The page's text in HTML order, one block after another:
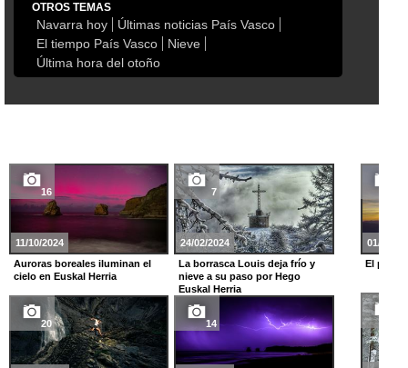
OTROS TEMAS
Navarra hoy
Últimas noticias País Vasco
El tiempo País Vasco
Nieve
Última hora del otoño
16
11/10/2024
Auroras boreales iluminan el
cielo en Euskal Herria
7
24/02/2024
La borrasca Louis deja frío y
nieve a su paso por Hego
Euskal Herria
20 14
01/01/
El